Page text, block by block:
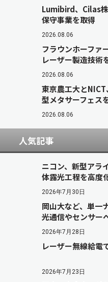
Lumibird、Cilas
保守事業を取得
2026.08.06
フラウンホーファ
レーザー製造技術
2026.08.06
東京農工大と
型メタサーフェス
2026.08.06
人気記事
ニコン、新型ア
体露光工程を高度
2026年7月30日
岡山大など、単一
光通信やセンサー
2026年7月28日
レーザー無線給電
2026年7月23日